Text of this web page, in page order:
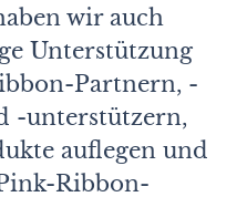
wir auch
Unterstützung
Partnern, -
-unterstützern,
auflegen und
Ribbon-